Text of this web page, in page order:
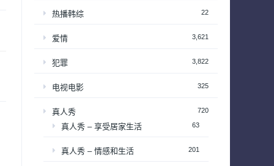
热播韩综 22
爱情 3,621
犯罪 3,822
电视电影 325
真人秀 720
真人秀 – 享受居家生活 63
真人秀 – 情感和生活 201